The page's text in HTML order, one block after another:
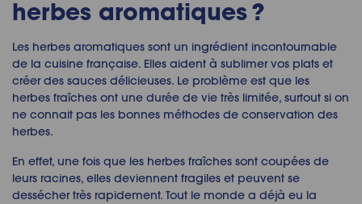
herbes aromatiques?
Les herbes aromatiques sont un ingrédient incontournable
de la cuisine française. Elles aident à sublimer vos plats et
créer des sauces délicieuses. Le problème est que les
herbes fraîches ont une durée de vie très limitée, surtout si on
ne connait pas les bonnes méthodes de conservation des
herbes.
En effet, une fois que les herbes fraîches sont coupées de
leurs racines, elles deviennent fragiles et peuvent se
dessécher très rapidement. Tout le monde a déjà eu la